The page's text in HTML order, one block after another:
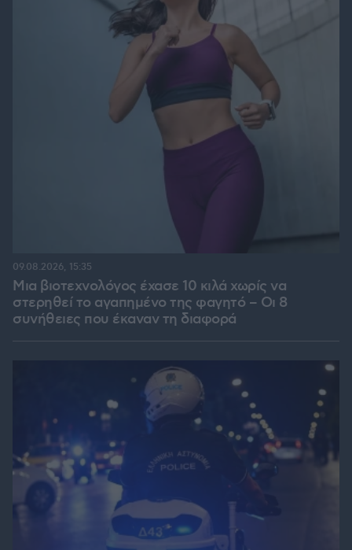
Μια βιοτεχνολόγος έχασε 10 κιλά χωρίς να
στερηθεί το αγαπημένο της φαγητό – Οι 8
συνήθειες που έκαναν τη διαφορά
09.08.2026, 15:35